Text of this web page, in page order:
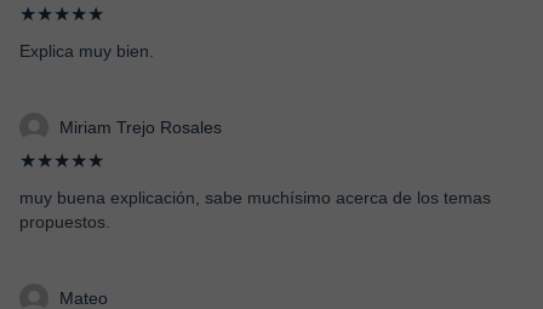
★★★★★
Explica muy bien.
Miriam Trejo Rosales
★★★★★
muy buena explicación, sabe muchísimo acerca de los temas
propuestos.
Mateo